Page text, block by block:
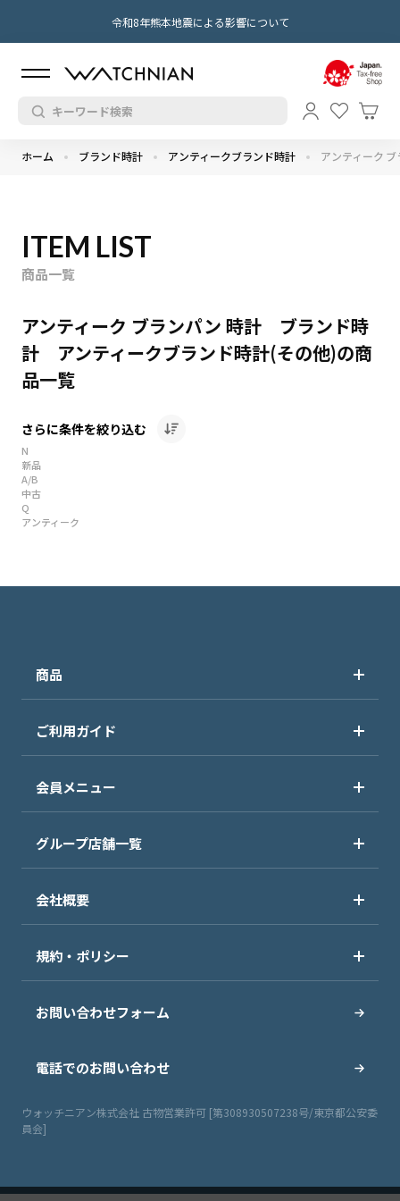
令和8年熊本地震による影響について
ホーム ブランド時計 アンティークブランド時計 アンティーク
ITEM LIST
商品一覧
アンティーク ブランパン 時計 ブランド時
計 アンティークブランド時計(その他)の商
品一覧
さらに条件を絞り込む
N
新品
A/B
中古
Q
アンティーク
商品
ご利用ガイド
会員メニュー
グループ店舗一覧
会社概要
規約・ポリシー
お問い合わせフォーム
電話でのお問い合わせ
ウォッチニアン株式会社 古物営業許可 [第308930507238号/東京都公安委
員会]